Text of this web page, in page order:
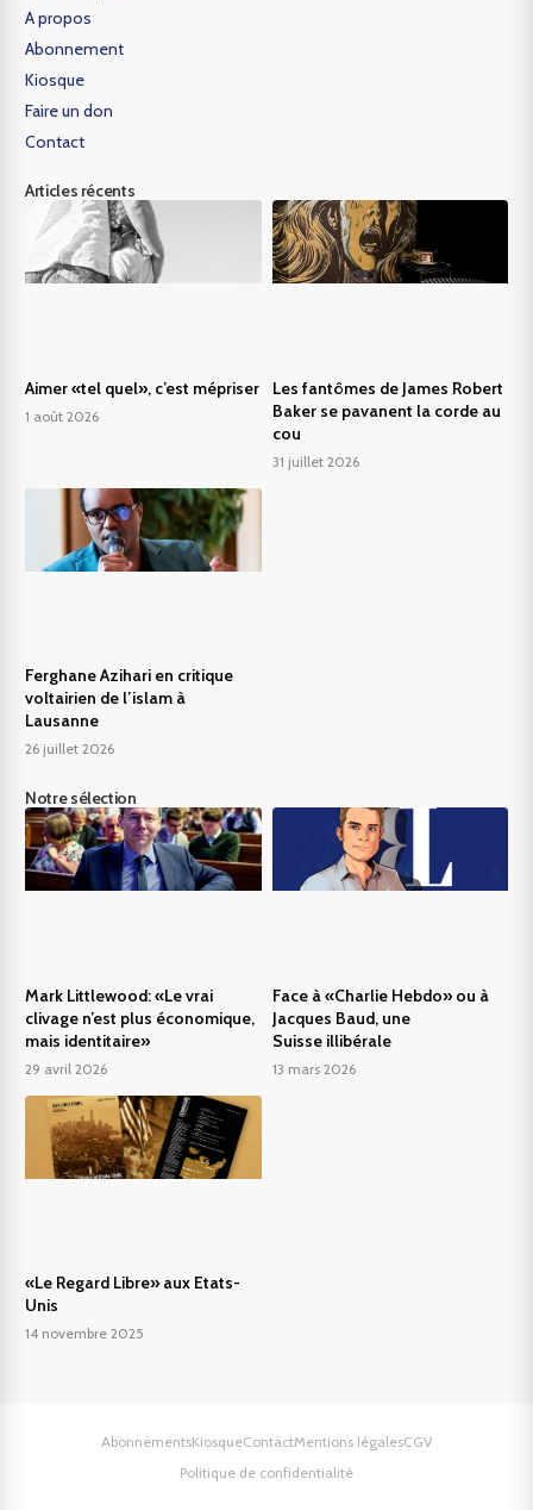
A propos
Abonnement
Kiosque
Faire un don
Contact
Articles récents
Aimer «tel quel», c’est mépriser
1 août 2026
Les fantômes de James Robert
Baker se pavanent la corde au
cou
31 juillet 2026
Ferghane Azihari en critique
voltairien de l’islam à
Lausanne
26 juillet 2026
Notre sélection
Mark Littlewood: «Le vrai
clivage n’est plus économique,
mais identitaire»
29 avril 2026
Face à «Charlie Hebdo» ou à
Jacques Baud, une
Suisse illibérale
13 mars 2026
«Le Regard Libre» aux Etats-
Unis
14 novembre 2025
AbonnementsKiosqueContactMentions légalesCGV
Politique de confidentialité